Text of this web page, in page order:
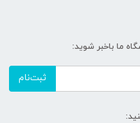
ما باخبر شوید:
ثبت‌نام